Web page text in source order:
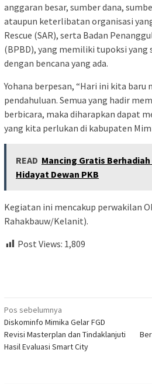
anggaran besar, sumber dana,
ataupun keterlibatan organisasi
Rescue (SAR), serta Badan
(BPBD), yang memiliki tupoksi
dengan bencana yang ada.
Yohana berpesan, “Hari ini kita
pendahuluan. Semua yang hadir
berbicara, maka diharapkan dapat
yang kita perlukan di kabupaten
READ Mancing Gratis
Hidayat Dewan PKB
Kegiatan ini mencakup perwakilan
Rahakbauw/Kelanit).
Post Views: 1,809
Navigasi
pos
Pos sebelumnya
Diskominfo Mimika Gelar FGD
Revisi Masterplan dan Tindaklanjuti
Hasil Evaluasi Smart City